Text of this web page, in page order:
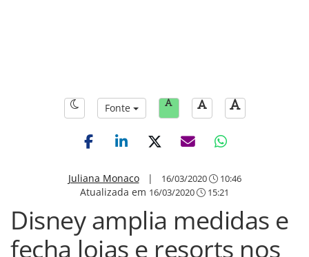
Fonte
Juliana Monaco| 16/03/2020 10:46
Atualizada em 16/03/2020 15:21
Disney amplia medidas e
fecha lojas e resorts nos